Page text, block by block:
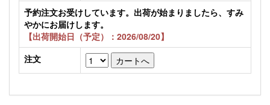
予約注文お受けしています。出荷が始まりましたら、すみ
やかにお届けします。
【出荷開始日（予定）：2026/08/20】
注文